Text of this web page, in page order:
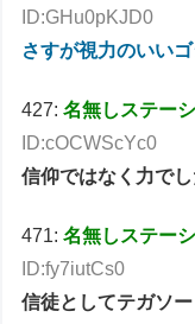
ID:GHu0pKJD0
さすが視力のいい
427:名無しステー
ID:cOCWScYc0
信仰ではなく力で
471:名無しステー
ID:fy7iutCs0
信徒としてテガソ